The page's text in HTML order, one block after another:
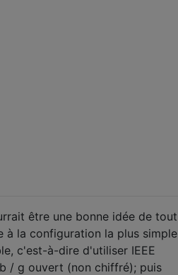
être une bonne idée de tout
à la configuration la plus simple
c'est-à-dire d'utiliser IEEE
/ g ouvert (non chiffré); puis